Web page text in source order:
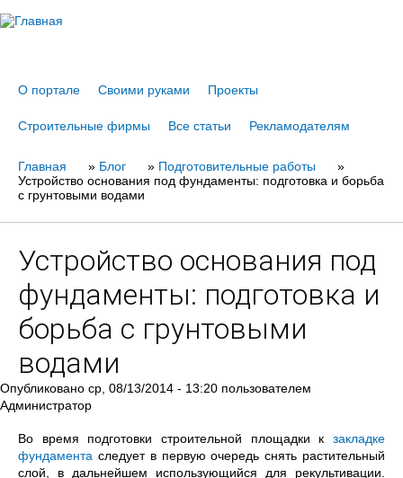
О портале Своими руками Проекты
Строительные фирмы Все статьи Рекламодателям
Вы
здесь
Главная » Блог » Подготовительные работы
»
Устройство основания под фундаменты: подготовка и борьба
с грунтовыми водами
Устройство основания под
фундаменты: подготовка и
борьба с грунтовыми
водами
Опубликовано ср, 08/13/2014 - 13:20 пользователем
Администратор
Во время подготовки строительной площадки к закладке
фундамента следует в первую очередь снять растительный
слой, в дальнейшем использующийся для рекультивации.